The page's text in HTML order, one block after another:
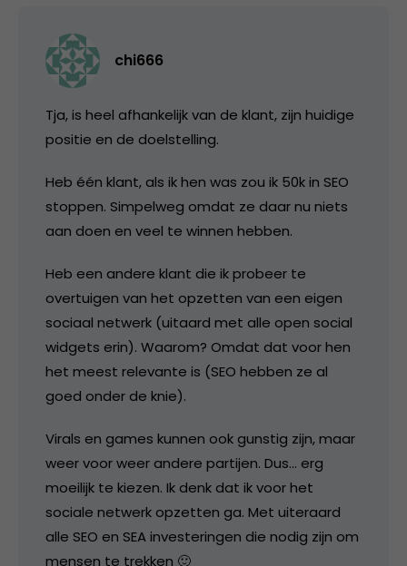
chi666
Tja, is heel afhankelijk van de klant, zijn huidige
positie en de doelstelling.
Heb één klant, als ik hen was zou ik 50k in SEO
stoppen. Simpelweg omdat ze daar nu niets
aan doen en veel te winnen hebben.
Heb een andere klant die ik probeer te
overtuigen van het opzetten van een eigen
sociaal netwerk (uitaard met alle open social
widgets erin). Waarom? Omdat dat voor hen
het meest relevante is (SEO hebben ze al
goed onder de knie).
Virals en games kunnen ook gunstig zijn, maar
weer voor weer andere partijen. Dus… erg
moeilijk te kiezen. Ik denk dat ik voor het
sociale netwerk opzetten ga. Met uiteraard
alle SEO en SEA investeringen die nodig zijn om
mensen te trekken 🙂